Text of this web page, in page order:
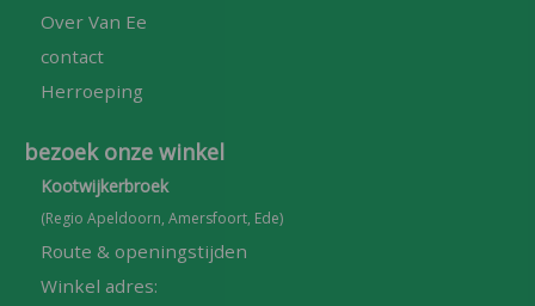
Over Van Ee
contact
Herroeping
bezoek onze winkel
Kootwijkerbroek
(Regio Apeldoorn, Amersfoort, Ede)
Route & openingstijden
Winkel adres: